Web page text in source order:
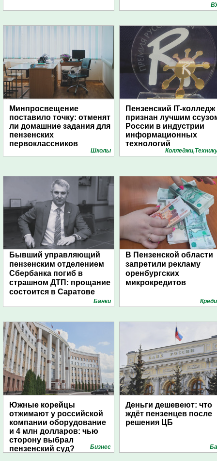
Минпросвещение
поставило точку: отменят
ли домашние задания для
пензенских
первоклассников
Школы
Пензенский IT-колледж
признан лучшим
России в индустрии
информационных
технологий
Бывший управляющий
пензенским отделением
Сбербанка погиб в
страшном ДТП: прощание
состоится в Саратове
Банки
В Пензенской области
запретили рекламу
оренбургских
микрокредитов
Южные корейцы
отжимают у российской
компании оборудование
и 4 млн долларов: чью
сторону выбрал
пензенский суд?
Бизнес
Деньги дешевеют: что
ждёт пензенцев после
решения ЦБ